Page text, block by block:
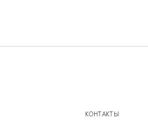
КОНТАКТЫ